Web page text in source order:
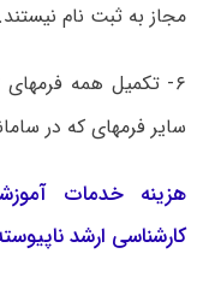
مجاز به ثبت نام نیستند.
۶- تکمیل همه
سایر فرمهای که در
هزینه خدمات
کارشناسی ارشد ناپیوسته